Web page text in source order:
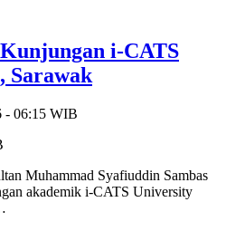
i-CATS
Sarawak
- 06:15 WIB
Muhammad Syafiuddin Sambas
akademik i-CATS University